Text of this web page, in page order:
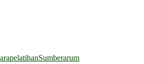
pelatihanSumberarum